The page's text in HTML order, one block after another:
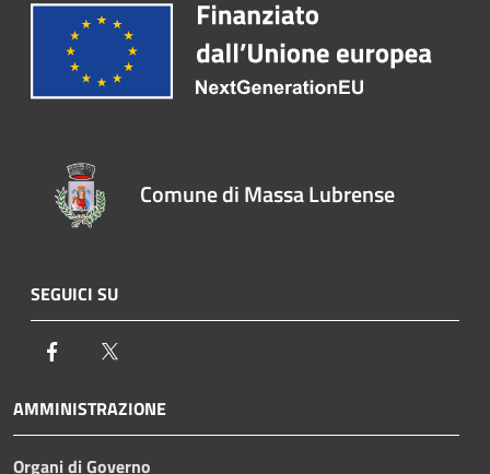
Comune di Massa Lubrense
SEGUICI SU
Facebook
AMMINISTRAZIONE
Organi di Governo